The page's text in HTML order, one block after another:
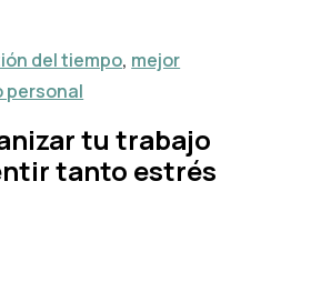
del tiempo, mejor
personal
tu trabajo
tanto estrés